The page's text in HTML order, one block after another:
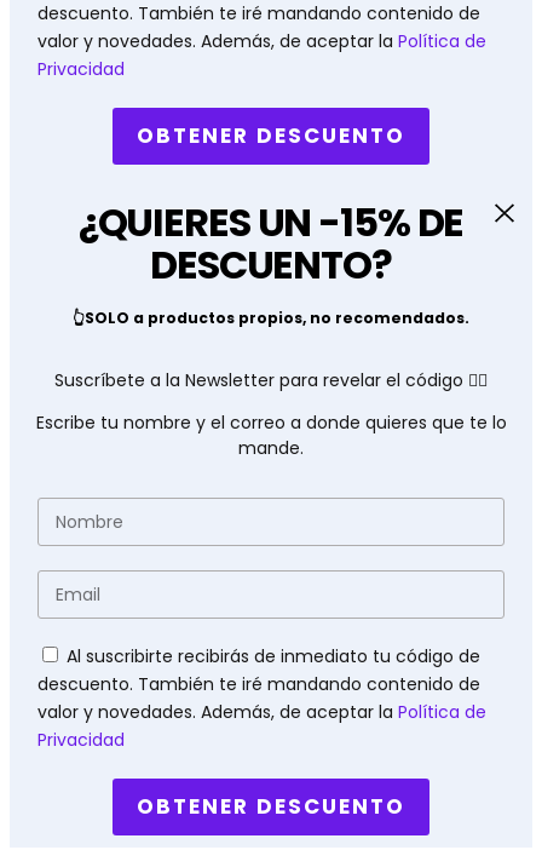
descuento. También te iré mandando contenido de
valor y novedades. Además, de aceptar la Política de
Privacidad
OBTENER DESCUENTO
¿QUIERES UN -15% DE
DESCUENTO?
👆SOLO a productos propios, no recomendados.
Suscríbete a la Newsletter para revelar el código 👇🏽
Escribe tu nombre y el correo a donde quieres que te lo
mande.
Nombre
Políticas
Al suscribirte recibirás de inmediato tu código de
descuento. También te iré mandando contenido de
valor y novedades. Además, de aceptar la Política de
Privacidad
OBTENER DESCUENTO